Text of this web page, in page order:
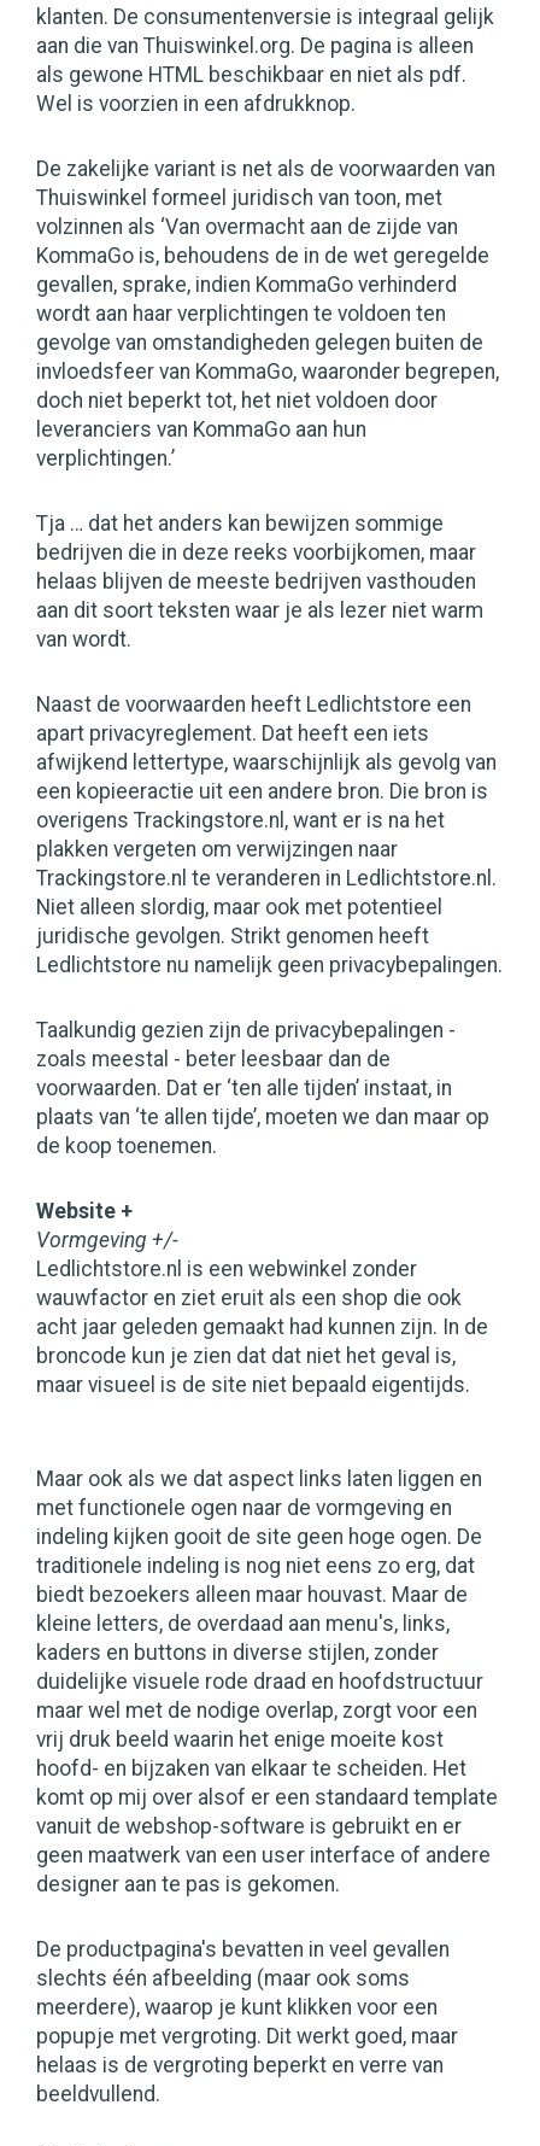
klanten. De consumentenversie is integraal gelijk
aan die van Thuiswinkel.org. De pagina is alleen
als gewone HTML beschikbaar en niet als pdf.
Wel is voorzien in een afdrukknop.
De zakelijke variant is net als de voorwaarden van
Thuiswinkel formeel juridisch van toon, met
volzinnen als ‘Van overmacht aan de zijde van
KommaGo is, behoudens de in de wet geregelde
gevallen, sprake, indien KommaGo verhinderd
wordt aan haar verplichtingen te voldoen ten
gevolge van omstandigheden gelegen buiten de
invloedsfeer van KommaGo, waaronder begrepen,
doch niet beperkt tot, het niet voldoen door
leveranciers van KommaGo aan hun
verplichtingen.’
Tja … dat het anders kan bewijzen sommige
bedrijven die in deze reeks voorbijkomen, maar
helaas blijven de meeste bedrijven vasthouden
aan dit soort teksten waar je als lezer niet warm
van wordt.
Naast de voorwaarden heeft Ledlichtstore een
apart privacyreglement. Dat heeft een iets
afwijkend lettertype, waarschijnlijk als gevolg van
een kopieeractie uit een andere bron. Die bron is
overigens Trackingstore.nl, want er is na het
plakken vergeten om verwijzingen naar
Trackingstore.nl te veranderen in Ledlichtstore.nl.
Niet alleen slordig, maar ook met potentieel
juridische gevolgen. Strikt genomen heeft
Ledlichtstore nu namelijk geen privacybepalingen.
Taalkundig gezien zijn de privacybepalingen -
zoals meestal - beter leesbaar dan de
voorwaarden. Dat er ‘ten alle tijden’ instaat, in
plaats van ‘te allen tijde’, moeten we dan maar op
de koop toenemen.
Website +
Vormgeving +/-
Ledlichtstore.nl is een webwinkel zonder
wauwfactor en ziet eruit als een shop die ook
acht jaar geleden gemaakt had kunnen zijn. In de
broncode kun je zien dat dat niet het geval is,
maar visueel is de site niet bepaald eigentijds.
Maar ook als we dat aspect links laten liggen en
met functionele ogen naar de vormgeving en
indeling kijken gooit de site geen hoge ogen. De
traditionele indeling is nog niet eens zo erg, dat
biedt bezoekers alleen maar houvast. Maar de
kleine letters, de overdaad aan menu's, links,
kaders en buttons in diverse stijlen, zonder
duidelijke visuele rode draad en hoofdstructuur
maar wel met de nodige overlap, zorgt voor een
vrij druk beeld waarin het enige moeite kost
hoofd- en bijzaken van elkaar te scheiden. Het
komt op mij over alsof er een standaard template
vanuit de webshop-software is gebruikt en er
geen maatwerk van een user interface of andere
designer aan te pas is gekomen.
De productpagina's bevatten in veel gevallen
slechts één afbeelding (maar ook soms
meerdere), waarop je kunt klikken voor een
popupje met vergroting. Dit werkt goed, maar
helaas is de vergroting beperkt en verre van
beeldvullend.